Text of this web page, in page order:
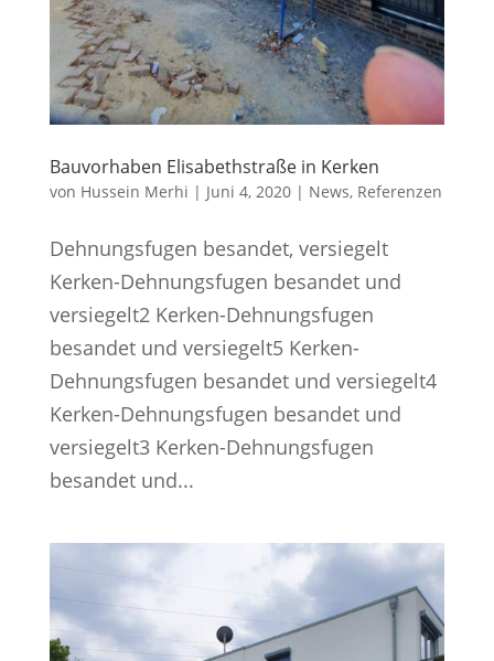
Bauvorhaben Elisabethstraße in Kerken
von Hussein Merhi | Juni 4, 2020| News, Referenzen
Dehnungsfugen besandet, versiegelt
Kerken-Dehnungsfugen besandet und
versiegelt2 Kerken-Dehnungsfugen
besandet und versiegelt5 Kerken-
Dehnungsfugen besandet und versiegelt4
Kerken-Dehnungsfugen besandet und
versiegelt3 Kerken-Dehnungsfugen
besandet und...